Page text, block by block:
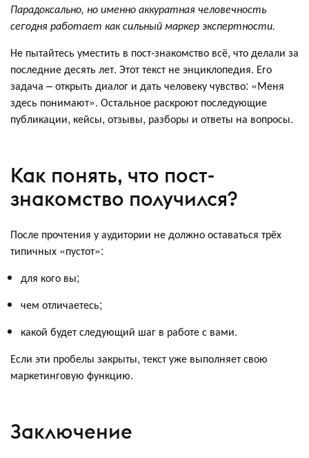
Парадоксально, но именно аккуратная человечность
сегодня работает как сильный маркер экспертности.
Не пытайтесь уместить в пост-знакомство всё, что делали за
последние десять лет. Этот текст не энциклопедия. Его
задача – открыть диалог и дать человеку чувство: «Меня
здесь понимают». Остальное раскроют последующие
публикации, кейсы, отзывы, разборы и ответы на вопросы.
Как понять, что пост-
знакомство получился?
После прочтения у аудитории не должно оставаться трёх
типичных «пустот»:
для кого вы;
чем отличаетесь;
какой будет следующий шаг в работе с вами.
Если эти пробелы закрыты, текст уже выполняет свою
маркетинговую функцию.
Заключение